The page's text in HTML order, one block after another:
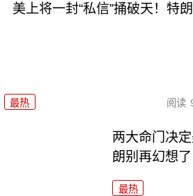
美上将一封“私信”捅破天！特
最热 阅读
两大命门决
朗别再幻想了
最热